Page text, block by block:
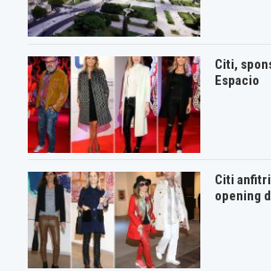
Citi,
Espacio
Citi
opening